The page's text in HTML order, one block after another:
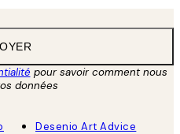
pour savoir comment nous
données
Desenio Art Advice